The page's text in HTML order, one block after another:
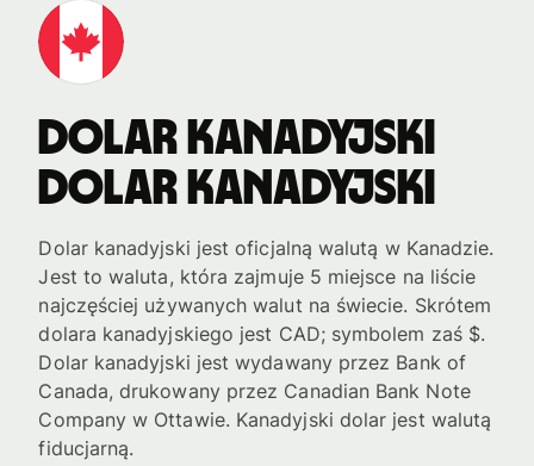
Dolar kanadyjski
Dolar kanadyjski
Dolar kanadyjski jest oficjalną walutą w Kanadzie.
Jest to waluta, która zajmuje 5 miejsce na liście
najczęściej używanych walut na świecie. Skrótem
dolara kanadyjskiego jest CAD; symbolem zaś $.
Dolar kanadyjski jest wydawany przez Bank of
Canada, drukowany przez Canadian Bank Note
Company w Ottawie. Kanadyjski dolar jest walutą
fiducjarną.